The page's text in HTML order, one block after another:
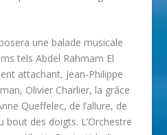
une balade musicale
tels Abdel Rahmam El
attachant, Jean-Philippe
Olivier Charlier, la grâce
Queffelec, de l’allure, de
bout des doigts. L’Orchestre